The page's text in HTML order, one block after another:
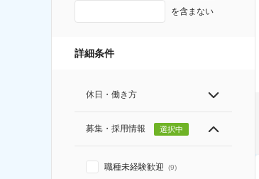
を含まない
詳細条件
休日・働き方
募集・採用情報 選択中
職種未経験歓迎 (9)